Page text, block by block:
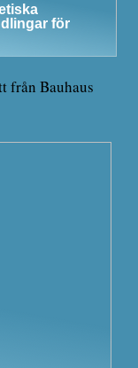
för
från Bauhaus